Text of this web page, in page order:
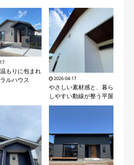
もりに包まれ
ルハウス
2026-04-17
やさしい素材感と、暮ら
しやすい動線が整う平屋